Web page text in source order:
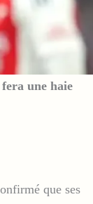
une haie
que ses